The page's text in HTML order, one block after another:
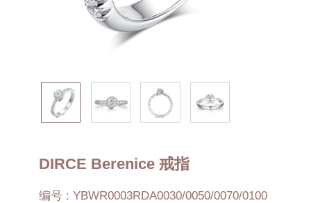
DIRCE Berenice 戒指
编号 : YBWR0003RDA0030/0050/0070/0100